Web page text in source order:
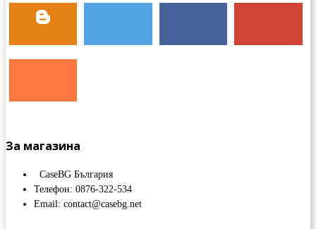
За магазина
CaseBG България
Телефон: 0876-322-534
Email: contact@casebg.net